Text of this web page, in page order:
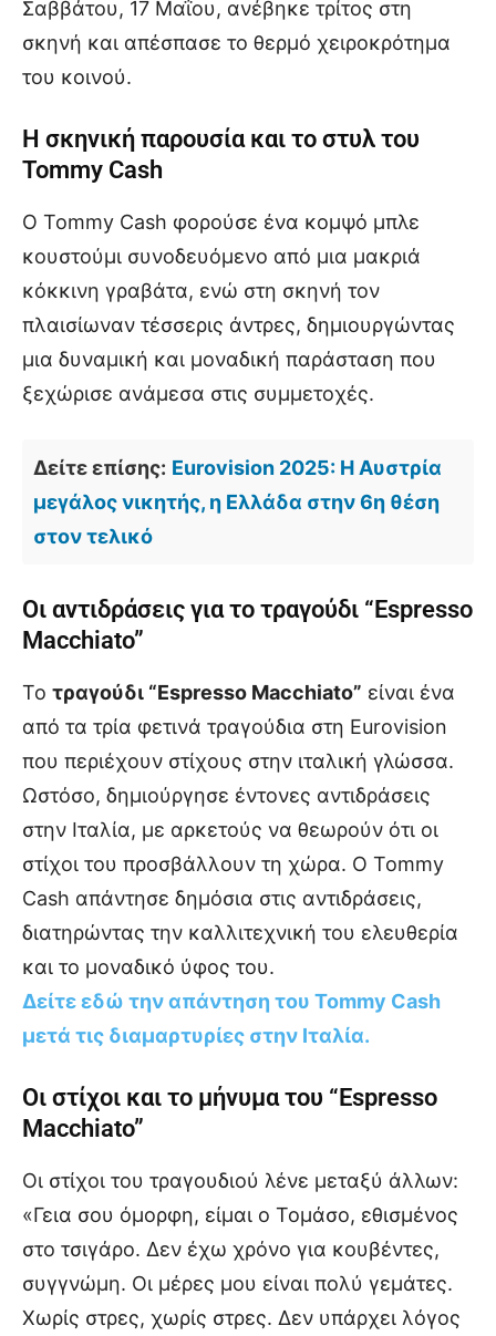
Σαββάτου, 17 Μαΐου, ανέβηκε τρίτος στη
σκηνή και απέσπασε το θερμό χειροκρότημα
του κοινού.
Η σκηνική παρουσία και το στυλ του
Tommy Cash
Ο Tommy Cash φορούσε ένα κομψό μπλε
κουστούμι συνοδευόμενο από μια μακριά
κόκκινη γραβάτα, ενώ στη σκηνή τον
πλαισίωναν τέσσερις άντρες, δημιουργώντας
μια δυναμική και μοναδική παράσταση που
ξεχώρισε ανάμεσα στις συμμετοχές.
Δείτε επίσης: Eurovision 2025: Η Αυστρία
μεγάλος νικητής, η Ελλάδα στην 6η θέση
στον τελικό
Οι αντιδράσεις για το τραγούδι “Espresso
Macchiato”
Το τραγούδι “Espresso Macchiato” είναι ένα
από τα τρία φετινά τραγούδια στη Eurovision
που περιέχουν στίχους στην ιταλική γλώσσα.
Ωστόσο, δημιούργησε έντονες αντιδράσεις
στην Ιταλία, με αρκετούς να θεωρούν ότι οι
στίχοι του προσβάλλουν τη χώρα. Ο Tommy
Cash απάντησε δημόσια στις αντιδράσεις,
διατηρώντας την καλλιτεχνική του ελευθερία
και το μοναδικό ύφος του.
Δείτε εδώ την απάντηση του Tommy Cash
μετά τις διαμαρτυρίες στην Ιταλία.
Οι στίχοι και το μήνυμα του “Espresso
Macchiato”
Οι στίχοι του τραγουδιού λένε μεταξύ άλλων:
«Γεια σου όμορφη, είμαι ο Τομάσο, εθισμένος
στο τσιγάρο. Δεν έχω χρόνο για κουβέντες,
συγγνώμη. Οι μέρες μου είναι πολύ γεμάτες.
Χωρίς στρες, χωρίς στρες. Δεν υπάρχει λόγος